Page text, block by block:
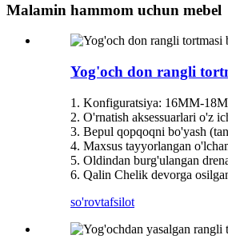
Malamin hammom uchun mebel
Yog'och don rangli
1. Konfiguratsiya: 16MM-
2. O'rnatish aksessuarlari o'z
3. Bepul qopqoqni bo'yash
4. Maxsus tayyorlangan
5. Oldindan burg'ulangan
6. Qalin Chelik devorga
so'rovtafsilot